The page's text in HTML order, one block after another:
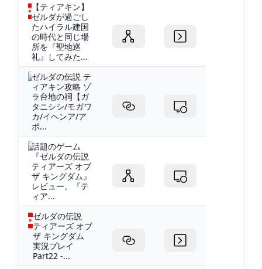
【ティアキン】
ゼルダが過ごし
たハイラル建国
の時代と同じ場
所を『聖地巡
礼』してみた...
ゼルダの伝説 テ
ィアキン攻略 ゾ
ラ台地の祠【ガ
タニシシ/モガワ
カ/イヘンア/ア
ポ...
話題のゲーム
『ゼルダの伝説
ティアーズ オブ
ザ キングダム』
レビュー。『テ
ィア...
ゼルダの伝説
ティアーズ オブ
ザ キングダム
実況プレイ
Part22 -...